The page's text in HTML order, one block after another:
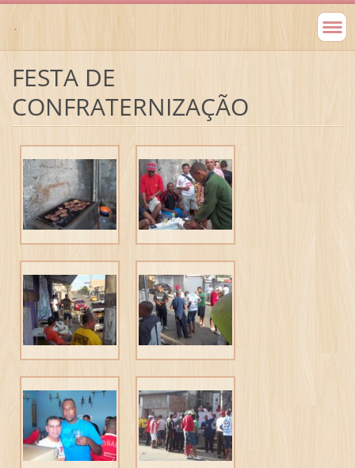
.
FESTA DE
CONFRATERNIZAÇÃO